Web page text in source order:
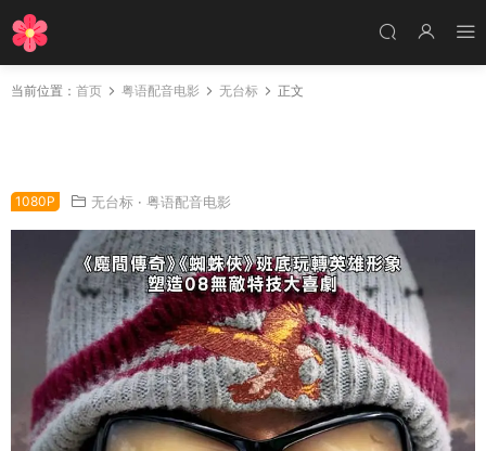
当前位置： 首页 粤语配音电影 无台标 正文
1080P 无台标 · 粤语配音电影